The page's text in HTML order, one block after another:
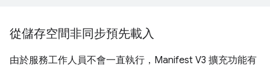
從儲存空間非同步預先載入
由於服務工作人員不會一直執行，Manifest V3 擴充功能有